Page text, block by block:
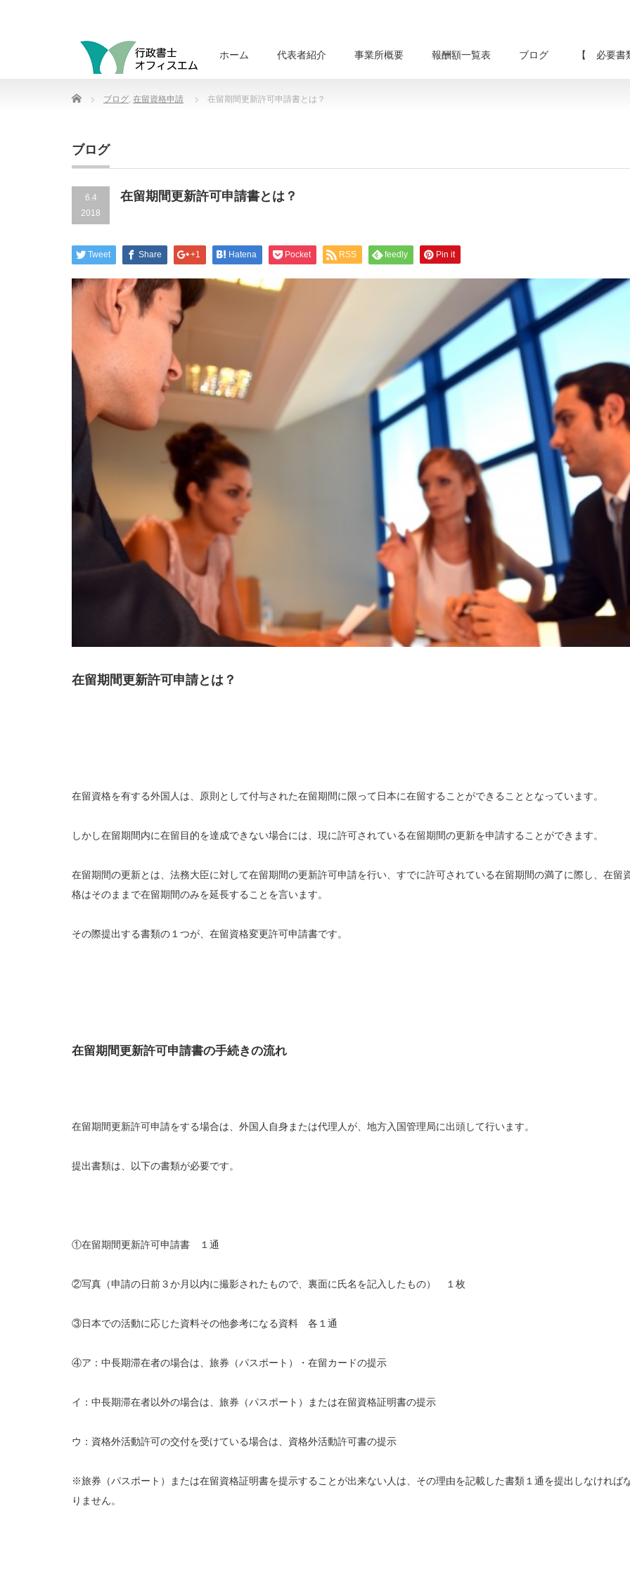
ホーム 代表者紹介 事業所概要 報酬額一覧表 ブログ 【 必要
Home ブログ, 在留資格申請 在留期間更新許可申請書とは？
ブログ
6.4
2018
在留期間更新許可申請書とは？
Tweet Share +1 Hatena Pocket RSS feedly Pin it
在留期間更新許可申請とは？
在留資格を有する外国人は、原則として付与された在留期間に限って日本に在留することができることとなっています。
しかし在留期間内に在留目的を達成できない場合には、現に許可されている在留期間の更新を申請することができます。
在留期間の更新とは、法務大臣に対して在留期間の更新許可申請を行い、すでに許可されている在留期間の満了に際し、在留
格はそのままで在留期間のみを延長することを言います。
その際提出する書類の１つが、在留資格変更許可申請書です。
在留期間更新許可申請書の手続きの流れ
在留期間更新許可申請をする場合は、外国人自身または代理人が、地方入国管理局に出頭して行います。
提出書類は、以下の書類が必要です。
①在留期間更新許可申請書 １通
②写真（申請の日前３か月以内に撮影されたもので、裏面に氏名を記入したもの） １枚
③日本での活動に応じた資料その他参考になる資料 各１通
④ア：中長期滞在者の場合は、旅券（パスポート）・在留カードの提示
イ：中長期滞在者以外の場合は、旅券（パスポート）または在留資格証明書の提示
ウ：資格外活動許可の交付を受けている場合は、資格外活動許可書の提示
※旅券（パスポート）または在留資格証明書を提示することが出来ない人は、その理由を記載した書類１通を提出しなければ
りません。